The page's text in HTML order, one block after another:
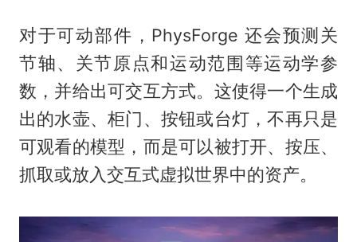
对于可动部件，PhysForge 还会预测关
节轴、关节原点和运动范围等运动学参
数，并给出可交互方式。这使得一个生成
出的水壶、柜门、按钮或台灯，不再只是
可观看的模型，而是可以被打开、按压、
抓取或放入交互式虚拟世界中的资产。